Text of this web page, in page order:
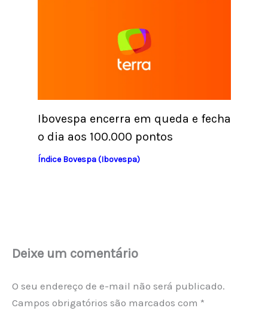
Ibovespa encerra em queda e fecha
o dia aos 100.000 pontos
Índice Bovespa (Ibovespa)
Deixe um comentário
O seu endereço de e-mail não será publicado.
Campos obrigatórios são marcados com *